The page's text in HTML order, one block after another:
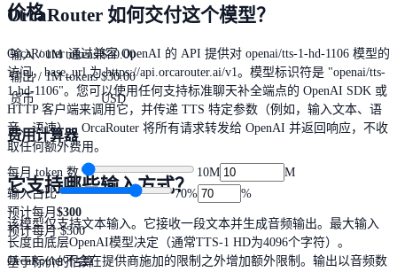
OrcaRouter 如何交付这个模型？
OrcaRouter 通过兼容 OpenAI 的 API 提供对 openai/tts-1-hd-1106 模型的
访问，base_url 为 https://api.orcarouter.ai/v1。模型标识符是 "openai/tts-
1-hd-1106"。您可以使用任何支持标准聊天补全端点的 OpenAI SDK 或
HTTP 客户端来调用它，并传递 TTS 特定参数（例如，输入文本、语
音、语速）。OrcaRouter 将所有请求转发给 OpenAI 并返回响应，不收
取任何额外费用。
它支持哪些输入方式？
该模型仅支持文本输入。它接收一段文本并生成音频输出。最大输入
长度由底层OpenAI模型决定（通常TTS-1 HD为4096个字符）。
OrcaRouter不会在提供商施加的限制之外增加额外限制。输出以音频数
价格
输入 / 1M tokens $30.00
输出 / 1M tokens $30.00
货币
USD
费用计算器
每月 token 数 10M
M
输入占比
70%
%
预计每月 $300
预计每月 $300
基于标价的估算